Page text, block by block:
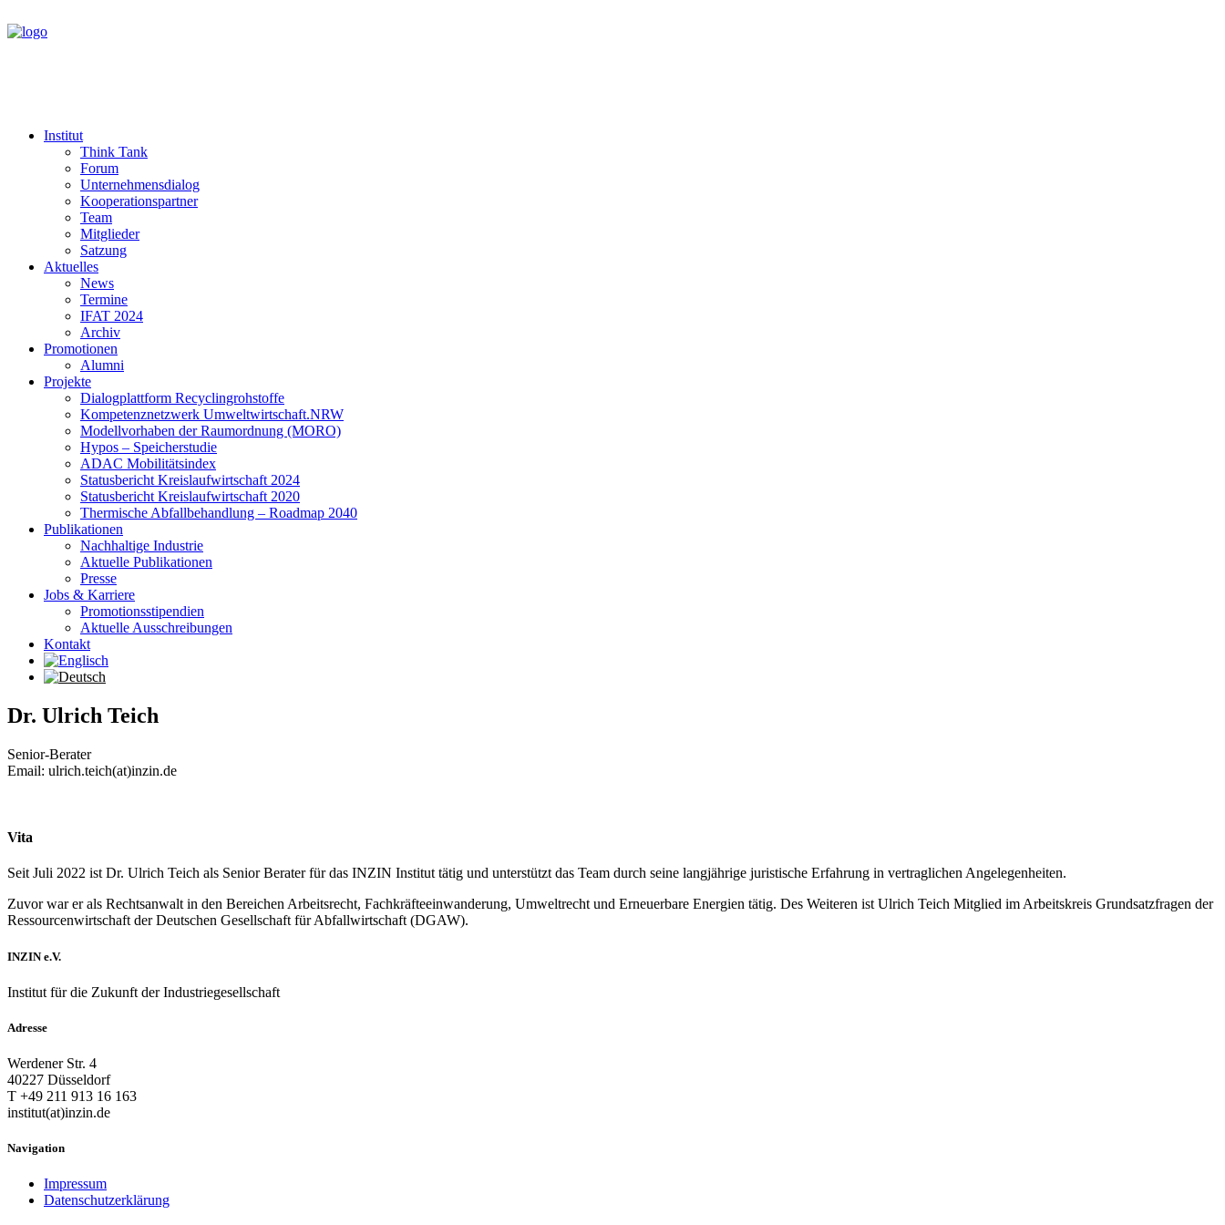
Institut
Think Tank
Forum
Unternehmensdialog
Kooperationspartner
Team
Mitglieder
Satzung
Aktuelles
News
Termine
IFAT 2024
Archiv
Promotionen
Alumni
Projekte
Dialogplattform Recyclingrohstoffe
Kompetenznetzwerk Umweltwirtschaft.NRW
Modellvorhaben der Raumordnung (MORO)
Hypos – Speicherstudie
ADAC Mobilitätsindex
Statusbericht Kreislaufwirtschaft 2024
Statusbericht Kreislaufwirtschaft 2020
Thermische Abfallbehandlung – Roadmap 2040
Publikationen
Nachhaltige Industrie
Aktuelle Publikationen
Presse
Jobs & Karriere
Promotionsstipendien
Aktuelle Ausschreibungen
Kontakt
Dr. Ulrich Teich
Senior-Berater
Email: ulrich.teich(at)inzin.de
Vita
Seit Juli 2022 ist Dr. Ulrich Teich als Senior Berater für das INZIN Institut tätig und unterstützt das Team durch seine langjährige juristische Erfahrung in vertraglichen Angelegenheiten.
Zuvor war er als Rechtsanwalt in den Bereichen Arbeitsrecht, Fachkräfteeinwanderung, Umweltrecht und Erneuerbare Energien tätig. Des Weiteren ist Ulrich Teich Mitglied im Arbeitskreis Grundsatzfragen der
Ressourcenwirtschaft der Deutschen Gesellschaft für Abfallwirtschaft (DGAW).
INZIN e.V.
Institut für die Zukunft der Industriegesellschaft
Adresse
Werdener Str. 4
40227 Düsseldorf
T +49 211 913 16 163
institut(at)inzin.de
Navigation
Impressum
Datenschutzerklärung